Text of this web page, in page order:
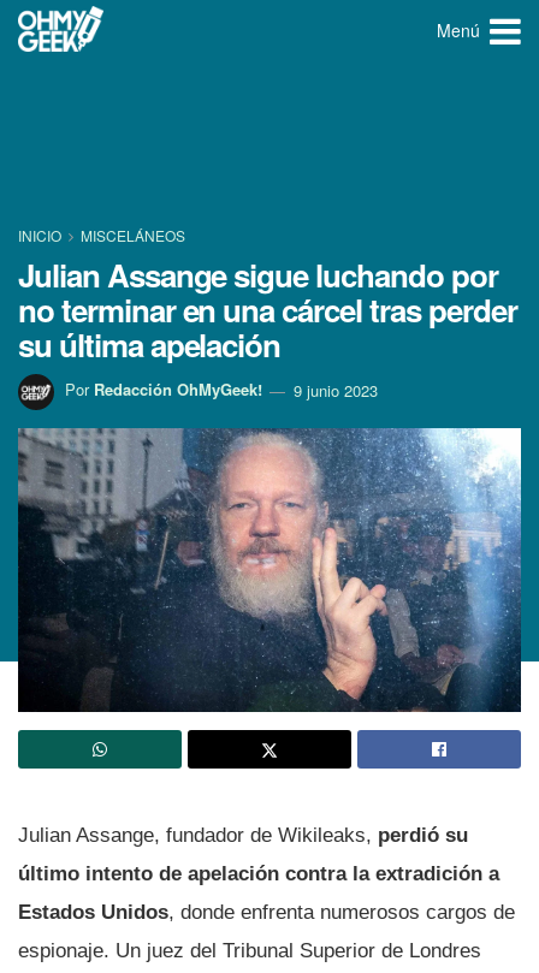
Menú
INICIO MISCELÁNEOS
Julian Assange sigue luchando por
no terminar en una cárcel tras perder
su última apelación
Por Redacción OhMyGeek! 9 junio 2023
Julian Assange, fundador de Wikileaks, perdió su
último intento de apelación contra la extradición a
Estados Unidos, donde enfrenta numerosos cargos de
espionaje. Un juez del Tribunal Superior de Londres